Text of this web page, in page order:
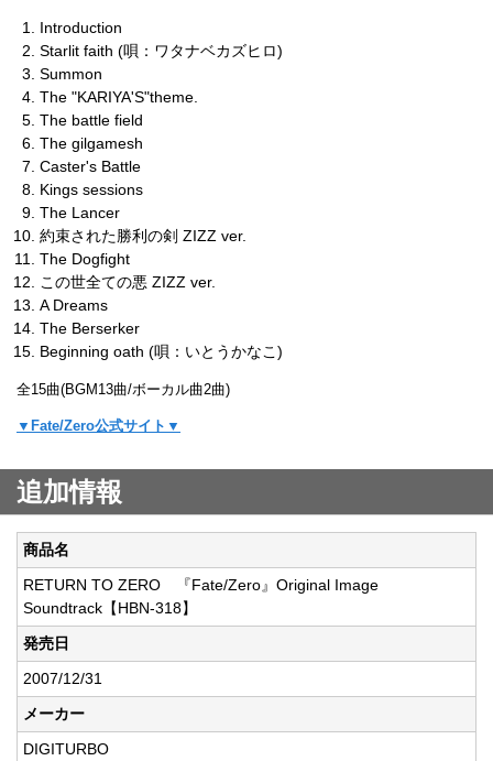
Introduction
Starlit faith (唄：ワタナベカズヒロ)
Summon
The "KARIYA'S"theme.
The battle field
The gilgamesh
Caster's Battle
Kings sessions
The Lancer
約束された勝利の剣 ZIZZ ver.
The Dogfight
この世全ての悪 ZIZZ ver.
A Dreams
The Berserker
Beginning oath (唄：いとうかなこ)
全15曲(BGM13曲/ボーカル曲2曲)
▼Fate/Zero公式サイト▼
追加情報
商品名
RETURN TO ZERO 『Fate/Zero』Original Image
Soundtrack【HBN-318】
発売日
2007/12/31
メーカー
DIGITURBO